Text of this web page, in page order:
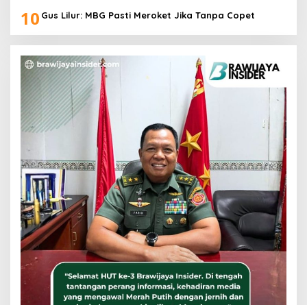
10 Gus Lilur: MBG Pasti Meroket Jika Tanpa Copet